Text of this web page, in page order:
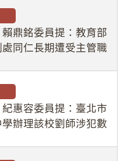
，並長期收受建商餽
安全，圖利默許建商
鼎銘委員提：教育部
同仁長期遭受主管職
及「職業安全衛生法」
員
惠容委員提：臺北市
辦理該校劉師涉犯數